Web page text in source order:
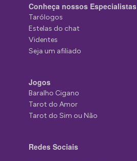
Conheça nossos Especialistas
Tarólogos
Estelas do chat
Videntes
Seja um afiliado
Jogos
Baralho Cigano
Tarot do Amor
Tarot do Sim ou Não
Redes Sociais